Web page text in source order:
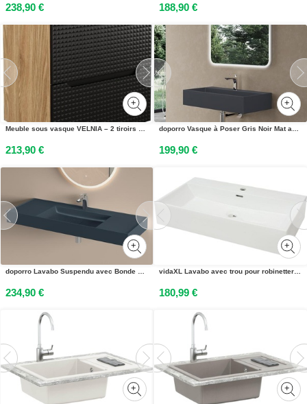
238,90 € 188,90 €
Meuble sous vasque VELNIA – 2 tiroirs – 60 cm – Coloris chêne clair et noir – À suspendre
213,90 €
doporro Vasque à Poser Gris Noir Mat avec Bonde Lavabo de Salle de Bains Suspendu 80cm Lave Mains Rectangulaire avec Cache Bonde Colossum6028
199,90 €
doporro Lavabo Suspendu avec Bonde Vasque à Poser Gris Noir Mat 120x46x12cm Lave Mains Rectangulaire avec Perçage de Robinet Colossum630
234,90 €
vidaXL Lavabo avec trou pour robinetterie céramique blanc 76x42,5x14,5 cm
180,99 €